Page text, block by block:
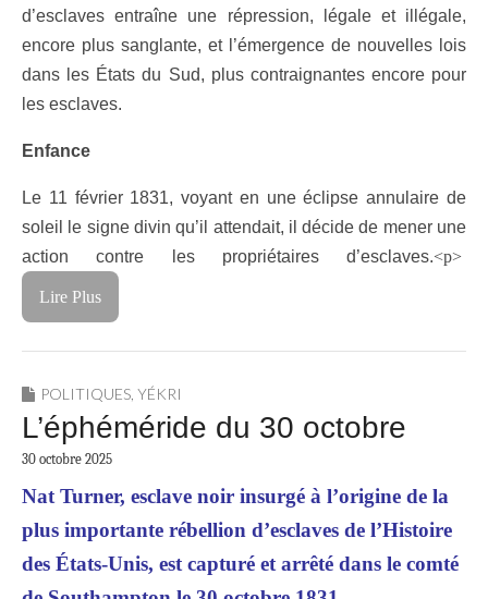
d’esclaves entraîne une répression, légale et illégale,
encore plus sanglante, et l’émergence de nouvelles lois
dans les États du Sud, plus contraignantes encore pour
les esclaves.
Enfance
Le 11 février 1831, voyant en une éclipse annulaire de
soleil le signe divin qu’il attendait, il décide de mener une
action contre les propriétaires d’esclaves.<p>
Lire Plus
POLITIQUES YÉKRI
L’éphéméride du 30 octobre
30 octobre 2025
Nat Turner, esclave noir insurgé à l’origine de la
plus importante rébellion d’esclaves de l’Histoire
des États-Unis, est capturé et arrêté dans le comté